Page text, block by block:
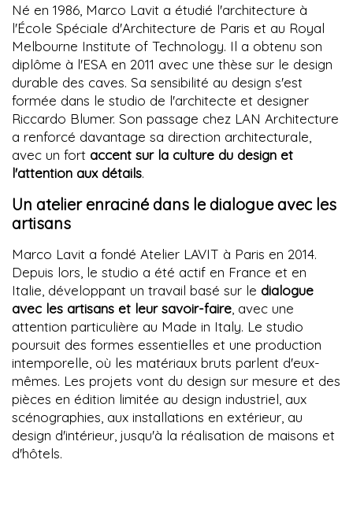
Né en 1986, Marco Lavit a étudié l'architecture à
l'École Spéciale d'Architecture de Paris et au Royal
Melbourne Institute of Technology. Il a obtenu son
diplôme à l'ESA en 2011 avec une thèse sur le design
durable des caves. Sa sensibilité au design s'est
formée dans le studio de l'architecte et designer
Riccardo Blumer. Son passage chez LAN Architecture
a renforcé davantage sa direction architecturale,
avec un fort accent sur la culture du design et
l'attention aux détails.
Un atelier enraciné dans le dialogue avec les
artisans
Marco Lavit a fondé Atelier LAVIT à Paris en 2014.
Depuis lors, le studio a été actif en France et en
Italie, développant un travail basé sur le dialogue
avec les artisans et leur savoir-faire , avec une
attention particulière au Made in Italy. Le studio
poursuit des formes essentielles et une production
intemporelle, où les matériaux bruts parlent d'eux-
mêmes. Les projets vont du design sur mesure et des
pièces en édition limitée au design industriel, aux
scénographies, aux installations en extérieur, au
design d'intérieur, jusqu'à la réalisation de maisons et
d'hôtels.